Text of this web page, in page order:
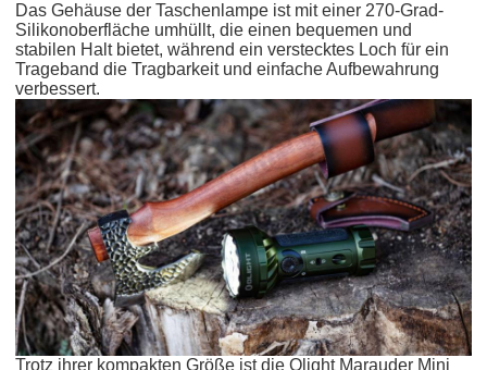
Das Gehäuse der Taschenlampe ist mit einer 270-Grad-
Silikonoberfläche umhüllt, die einen bequemen und
stabilen Halt bietet, während ein verstecktes Loch für ein
Trageband die Tragbarkeit und einfache Aufbewahrung
verbessert.
Trotz ihrer kompakten Größe ist die Olight Marauder Mini